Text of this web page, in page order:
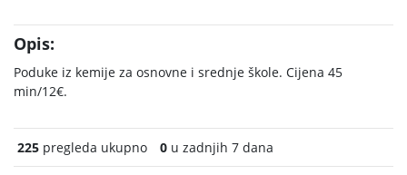
Opis:
Poduke iz kemije za osnovne i srednje škole. Cijena 45
min/12€.
225 pregleda ukupno 0 u zadnjih 7 dana